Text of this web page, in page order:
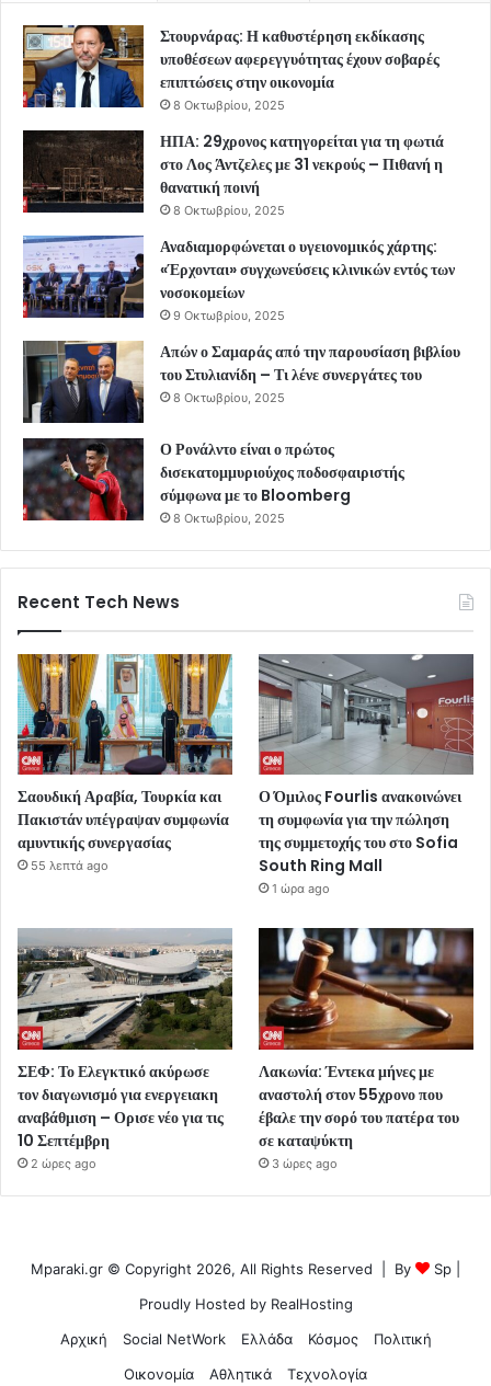
Στουρνάρας: Η καθυστέρηση εκδίκασης
υποθέσεων αφερεγγυότητας έχουν σοβαρές
επιπτώσεις στην οικονομία
8 Οκτωβρίου, 2025
ΗΠΑ: 29χρονος κατηγορείται για τη φωτιά
στο Λος Άντζελες με 31 νεκρούς – Πιθανή η
θανατική ποινή
8 Οκτωβρίου, 2025
Αναδιαμορφώνεται ο υγειονομικός χάρτης:
«Έρχονται» συγχωνεύσεις κλινικών εντός των
νοσοκομείων
9 Οκτωβρίου, 2025
Απών ο Σαμαράς από την παρουσίαση βιβλίου
του Στυλιανίδη – Τι λένε συνεργάτες του
8 Οκτωβρίου, 2025
Ο Ρονάλντο είναι ο πρώτος
δισεκατομμυριούχος ποδοσφαιριστής
σύμφωνα με το Bloomberg
8 Οκτωβρίου, 2025
Recent Tech News
Σαουδική Αραβία, Τουρκία και
Πακιστάν υπέγραψαν συμφωνία
αμυντικής συνεργασίας
55 λεπτά ago
Ο Όμιλος Fourlis ανακοινώνει
τη συμφωνία για την πώληση
της συμμετοχής του στο Sofia
South Ring Mall
1 ώρα ago
ΣΕΦ: Το Ελεγκτικό ακύρωσε
τον διαγωνισμό για ενεργειακη
αναβάθμιση – Ορισε νέο για τις
10 Σεπτέμβρη
2 ώρες ago
Λακωνία: Έντεκα μήνες με
αναστολή στον 55χρονο που
έβαλε την σορό του πατέρα του
σε καταψύκτη
3 ώρες ago
Mparaki.gr © Copyright 2026, All Rights Reserved | By Sp
Proudly Hosted by RealHosting
Αρχική
Social NetWork Ελλάδα Κόσμος
Πολιτική
Οικονομία
Αθλητικά Τεχνολογία